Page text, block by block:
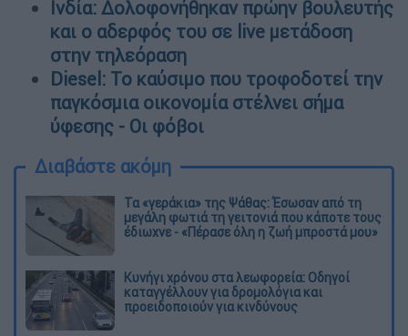
Ινδία: Δολοφονήθηκαν πρώην βουλευτής
και ο αδερφός του σε live μετάδοση
στην τηλεόραση
Diesel: Το καύσιμο που τροφοδοτεί την
παγκόσμια οικονομία στέλνει σήμα
ύφεσης - Οι φόβοι
Διαβάστε ακόμη
Τα «γεράκια» της Ψάθας: Έσωσαν από τη
μεγάλη φωτιά τη γειτονιά που κάποτε τους
έδιωχνε - «Πέρασε όλη η ζωή μπροστά μου»
Κυνήγι χρόνου στα λεωφορεία: Οδηγοί
καταγγέλλουν για δρομολόγια και
προειδοποιούν για κινδύνους